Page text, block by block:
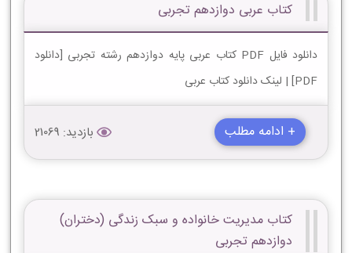
کتاب عربی دوازدهم تجربی
دانلود فایل PDF کتاب عربی پایه دوازدهم رشته تجربی [دانلود
PDF] | لینک دانلود کتاب عربی
+ ادامه مطلب بازدید: 21069
کتاب مدیریت خانواده و سبک زندگی (دختران)
دوازدهم تجربی